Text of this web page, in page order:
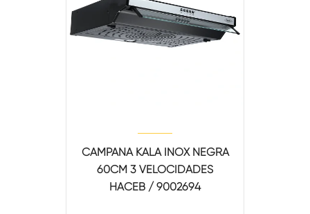
[/vc_column_text][gem_divider margin_top="40"]
[/gem_fullwidth][/vc_column][/vc_row]
CAMPANA KALA INOX NEGRA
60CM 3 VELOCIDADES
HACEB / 9002694